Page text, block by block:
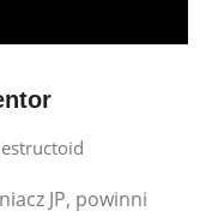
JP, powinni